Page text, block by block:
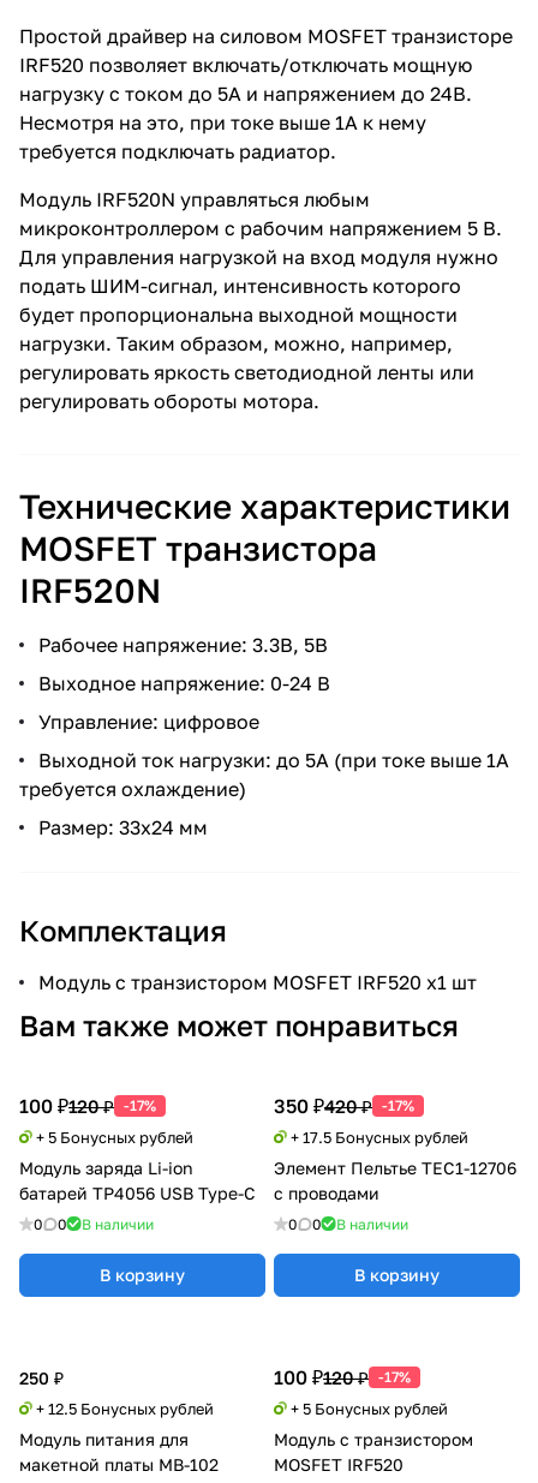
Простой драйвер на силовом MOSFET транзисторе
IRF520 позволяет включать/отключать мощную
нагрузку с током до 5А и напряжением до 24В.
Несмотря на это, при токе выше 1А к нему
требуется подключать радиатор.
Модуль IRF520N управляться любым
микроконтроллером с рабочим напряжением 5 В.
Для управления нагрузкой на вход модуля нужно
подать ШИМ-сигнал, интенсивность которого
будет пропорциональна выходной мощности
нагрузки. Таким образом, можно, например,
регулировать яркость светодиодной ленты или
регулировать обороты мотора.
Технические характеристики
MOSFET транзистора
IRF520N
Рабочее напряжение: 3.3В, 5В
Выходное напряжение: 0-24 В
Управление: цифровое
Выходной ток нагрузки: до 5А (при токе выше 1А
требуется охлаждение)
Размер: 33х24 мм
Комплектация
Модуль с транзистором MOSFET IRF520 х1 шт
Вам также может понравиться
100 ₽120 ₽ -17%
+ 5 Бонусных рублей
Модуль заряда Li-ion
батарей TP4056 USB Type-C
0 0 В наличии
В корзину
350 ₽420 ₽ -17%
+ 17.5 Бонусных рублей
Элемент Пельтье TEC1-12706
с проводами
0 0 В наличии
В корзину
100 ₽120 ₽ -17%
+ 5 Бонусных рублей
Модуль с транзистором
MOSFET IRF520
250 ₽
+ 12.5 Бонусных рублей
Модуль питания для
макетной платы MB-102